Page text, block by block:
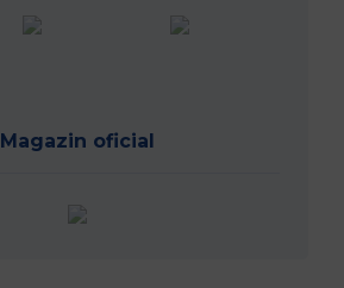
Magazin oficial